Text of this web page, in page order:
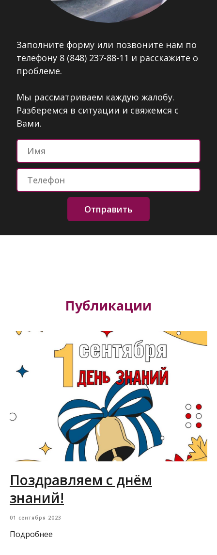
Заполните форму или позвоните нам по
телефону 8 (848) 237-88-11 и расскажите о
проблеме.
Мы рассматриваем каждую жалобу.
Разберемся в ситуации и свяжемся с
Вами.
Отправить
Публикации
Поздравляем с днём
знаний!
01 сентября 2023
Подробнее